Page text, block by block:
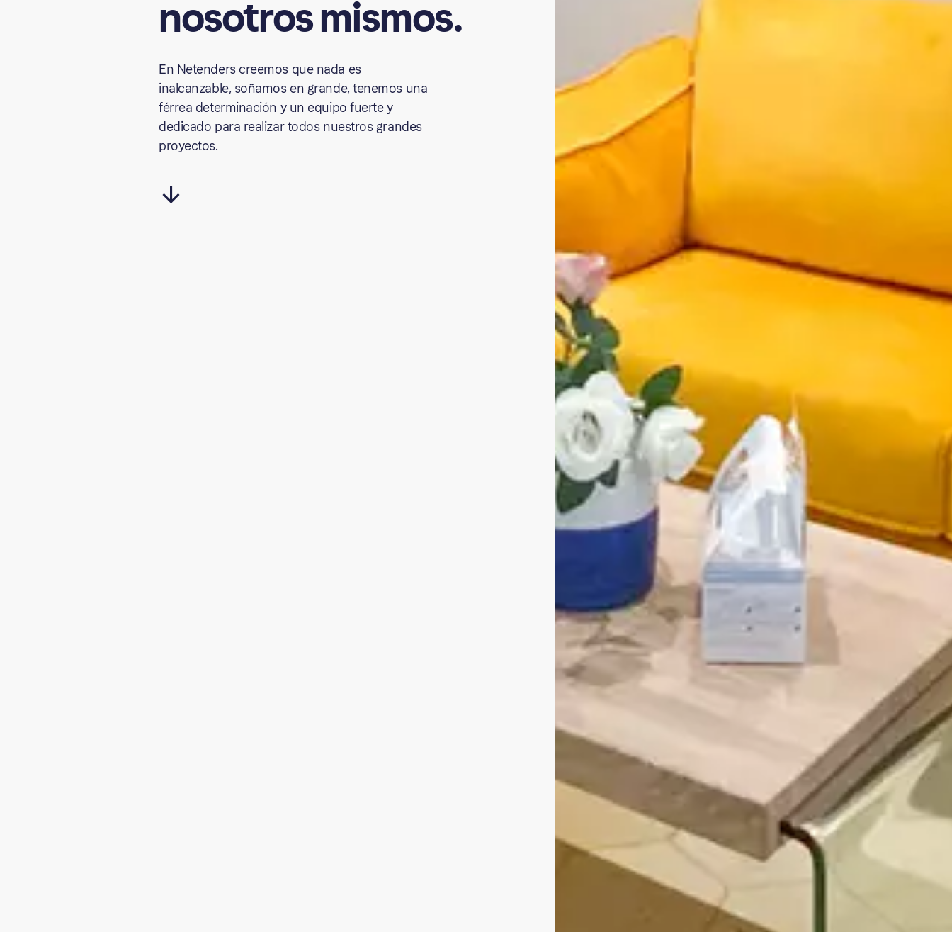
nosotrosmismos.
En Netenders creemos que nada es
inalcanzable, soñamos en grande, tenemos una
férrea determinación y un equipo fuerte y
dedicado para realizar todos nuestros grandes
proyectos.